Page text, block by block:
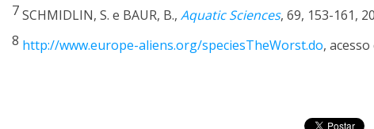
7SCHMIDLIN, S. e BAUR, B., Aquatic Sciences, 69, 153-161,
8 http://www.europe-aliens.org/speciesTheWorst.do,